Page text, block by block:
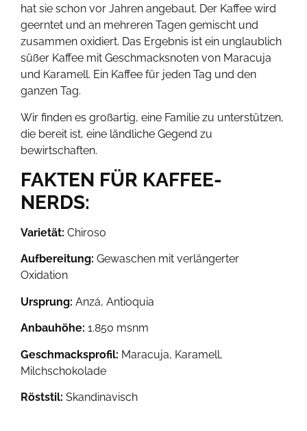
hat sie schon vor Jahren angebaut. Der Kaffee wird
geerntet und an mehreren Tagen gemischt und
zusammen oxidiert. Das Ergebnis ist ein unglaublich
süßer Kaffee mit Geschmacksnoten von Maracuja
und Karamell. Ein Kaffee für jeden Tag und den
ganzen Tag.
Wir finden es großartig, eine Familie zu unterstützen,
die bereit ist, eine ländliche Gegend zu
bewirtschaften.
FAKTEN FÜR KAFFEE-
NERDS:
Varietät: Chiroso
Aufbereitung: Gewaschen mit verlängerter
Oxidation
Ursprung: Anzá, Antioquia
Anbauhöhe: 1.850 msnm
Geschmacksprofil: Maracuja, Karamell,
Milchschokolade
Röststil: Skandinavisch